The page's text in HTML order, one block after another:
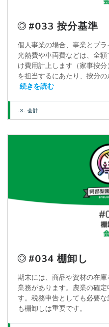
#033 按分基準
個人事業の場合、事業とプ
光熱費や車両費などは、全
け費用計上します（家事按
を担当するにあたり、按分
続きを読む
-3- 会計
#034 棚卸し
期末には、商品や資材の在
業務があります。農業の確
す。税務申告としても必要
も棚卸しは重要です。